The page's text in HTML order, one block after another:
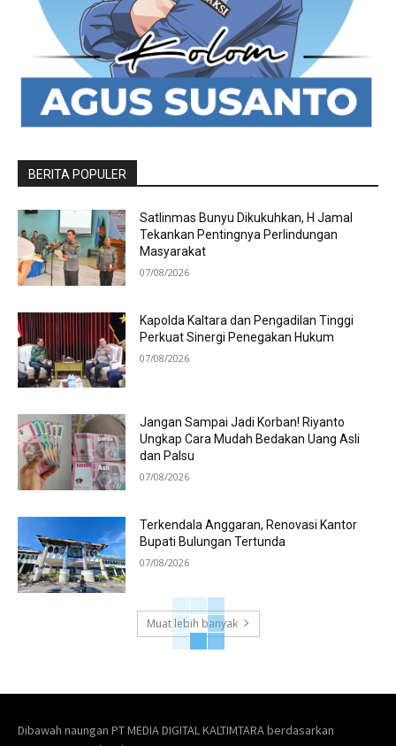
BERITA POPULER
Satlinmas Bunyu Dikukuhkan, H Jamal
Tekankan Pentingnya Perlindungan
Masyarakat
07/08/2026
Kapolda Kaltara dan Pengadilan Tinggi
Perkuat Sinergi Penegakan Hukum
07/08/2026
Jangan Sampai Jadi Korban! Riyanto
Ungkap Cara Mudah Bedakan Uang Asli
dan Palsu
07/08/2026
Terkendala Anggaran, Renovasi Kantor
Bupati Bulungan Tertunda
07/08/2026
Muat lebih banyak
Dibawah naungan PT MEDIA DIGITAL KALTIMTARA berdasarkan